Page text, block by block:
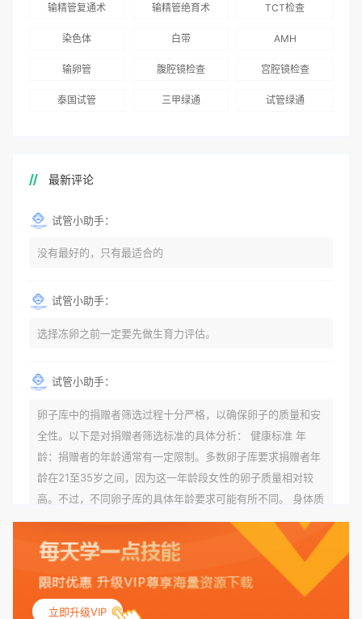
国版）》
输精管复通术 输精管绝育术 TCT检查
染色体 白带 AMH
输卵管 腹腔镜检查 宫腔镜检查
泰国试管 三甲绿通 试管绿通
最新评论
试管小助手：
没有最好的，只有最适合的
试管小助手：
选择冻卵之前一定要先做生育力评估。
试管小助手：
卵子库中的捐赠者筛选过程十分严格，以确保卵子的质量和安
全性。以下是对捐赠者筛选标准的具体分析： 健康标准 年
龄：捐赠者的年龄通常有一定限制。多数卵子库要求捐赠者年
龄在21至35岁之间，因为这一年龄段女性的卵子质量相对较
高。不过，不同卵子库的具体年龄要求可能有所不同。 身体质
量指数（BMI）：捐赠者的BMI通常需要在正常范围内，以确
保其身体健康状况良好。过高的BMI可能与多种健康问题相关
联，包括不孕症和妊娠并发症。 生殖健康：捐赠者需要有规律
的月经期，无生殖障碍或异常问题。此外，还需要进行详细的
妇科检查，以确保其生殖系统的健康。 遗传病史与家族病史：
立即升级VIP